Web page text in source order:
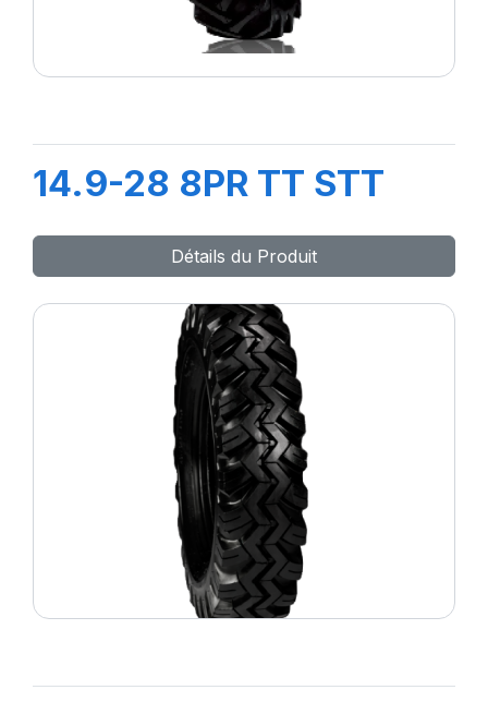
14.9-28 8PR TT STT
Détails du Produit